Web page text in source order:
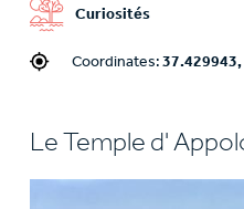
Curiosités
Coordinates:
Le Temple d'